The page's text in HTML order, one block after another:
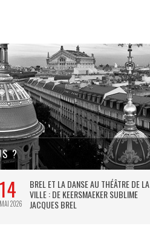
?
14
MAI 2026
BREL ET LA DANSE AU THÉÂTRE DE LA
VILLE : DE KEERSMAEKER SUBLIME
JACQUES BREL